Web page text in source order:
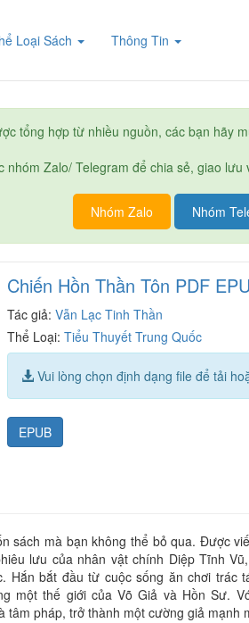
Loại Sách Thông Tin
tổng hợp từ nhiều nguồn, các bạn hãy
nhóm Zalo/ Telegram để chia sẻ, giao
Nhóm Zalo Nhóm
Chiến Hồn Thần Tôn PDF
Tác giả:Vẫn Lạc Tinh Thần
Thể Loại:Tiểu Thuyết Trung Quốc
Vui lòng chọn định dạng file để tải
EPUB
sách mà bạn không thể bỏ qua. Được
lưu của nhân vật chính Diệp Tĩnh
Hắn bắt đầu từ cuộc sống ăn chơi trác
một thế giới của Võ Giả và Hồn Sư.
tâm pháp, trở thành một cường giả mạnh